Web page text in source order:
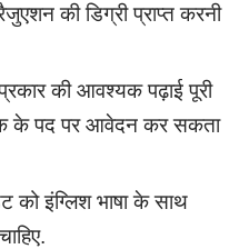
की डिग्री प्राप्त करनी
की आवश्यक पढ़ाई पूरी
के पद पर आवेदन कर सकता
को इंग्लिश भाषा के साथ